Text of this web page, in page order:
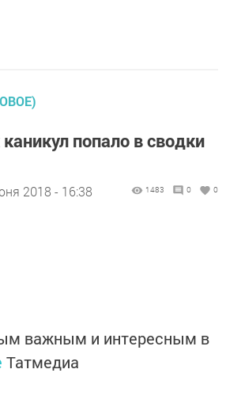
попало в сводки
2018 - 16:38 1483 0 0
важным и интересным в
Татмедиа